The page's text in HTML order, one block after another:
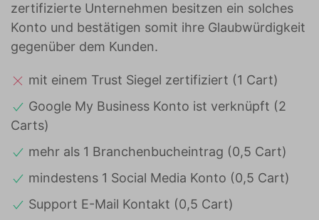
zertifizierte Unternehmen besitzen ein solches
Konto und bestätigen somit ihre Glaubwürdigkeit
gegenüber dem Kunden.
mit einem Trust Siegel zertifiziert (1 Cart)
Google My Business Konto ist verknüpft (2
Carts)
mehr als 1 Branchenbucheintrag (0,5 Cart)
mindestens 1 Social Media Konto (0,5 Cart)
Support E-Mail Kontakt (0,5 Cart)